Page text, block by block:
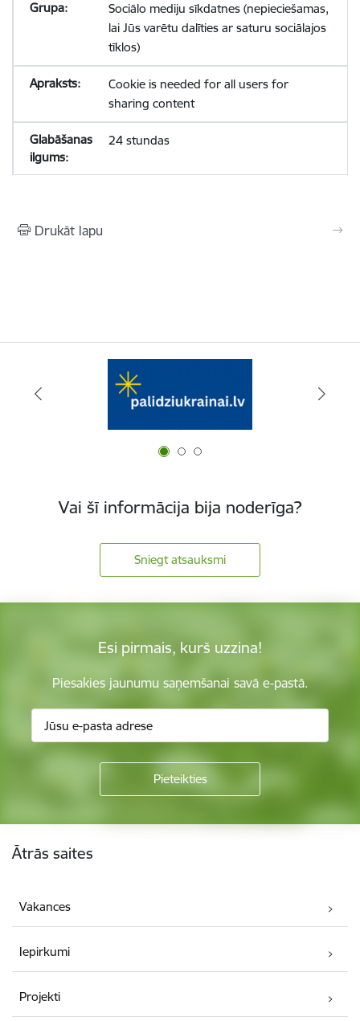
Sociālo mediju sīkdatnes (nepieciešamas,
lai Jūs varētu dalīties ar saturu sociālajos
tīklos)
Cookie is needed for all users for
sharing content
24 stundas
Drukāt lapu
Vai šī informācija bija noderīga?
Sniegt atsauksmi
Esi pirmais, kurš uzzina!
Piesakies jaunumu saņemšanai savā e-pastā.
Ātrās saites
Vakances
Iepirkumi
Projekti